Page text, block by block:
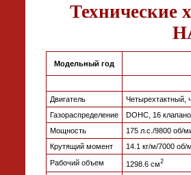
Технические
Модельный год
Двигатель
Четырехтактный,
Газораспределение
DOHC, 16
Мощность
175 л.с./9800 об/
Крутящий момент
14.1 кг/м/7000 об/
Рабочий объем
1298.6 см2